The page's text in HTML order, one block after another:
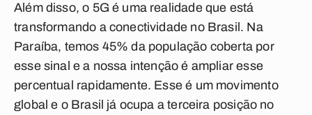
Além disso, o 5G é uma realidade que está
transformando a conectividade no Brasil. Na
Paraíba, temos 45% da população coberta por
esse sinal e a nossa intenção é ampliar esse
percentual rapidamente. Esse é um movimento
global e o Brasil já ocupa a terceira posição no